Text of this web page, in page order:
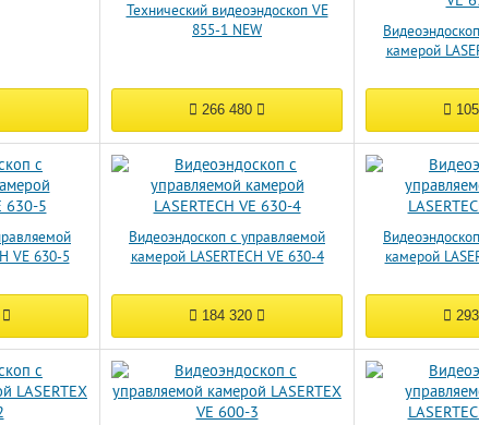
Технический видеоэндоскоп VE
855-1 NEW
266 480
камерой
VE 630-5
Видеоэндоскоп с управляемой
камерой LASERTECH VE 630-4
184 320
камерой